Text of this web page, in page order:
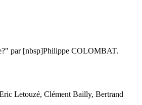
par [nbsp]Philippe COLOMBAT.
Letouzé, Clément Bailly, Bertrand